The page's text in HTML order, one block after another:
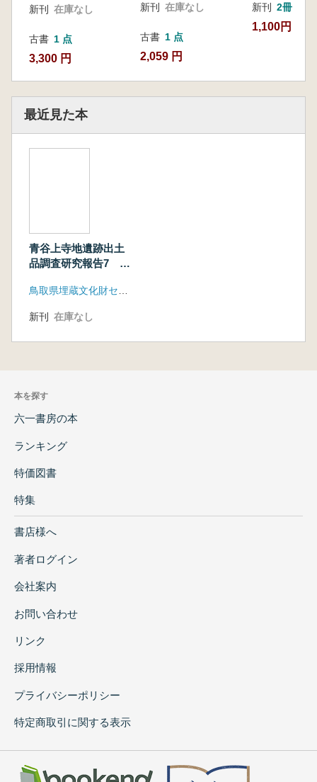
新刊 在庫なし
古書 1 点
3,300 円
新刊 在庫なし
古書 1 点
2,059 円
新刊 2冊
1,100円
最近見た本
青谷上寺地遺跡出土
品調査研究報告7 骨
鳥取県埋蔵文化財センター
新刊 在庫なし
本を探す
六一書房の本
ランキング
特価図書
特集
書店様へ
著者ログイン
会社案内
お問い合わせ
リンク
採用情報
プライバシーポリシー
特定商取引に関する表示